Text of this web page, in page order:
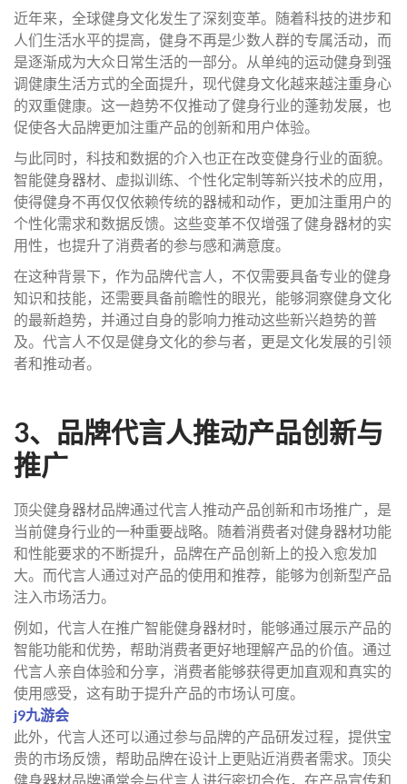
近年来，全球健身文化发生了深刻变革。随着科技的进步和
人们生活水平的提高，健身不再是少数人群的专属活动，而
是逐渐成为大众日常生活的一部分。从单纯的运动健身到强
调健康生活方式的全面提升，现代健身文化越来越注重身心
的双重健康。这一趋势不仅推动了健身行业的蓬勃发展，也
促使各大品牌更加注重产品的创新和用户体验。
与此同时，科技和数据的介入也正在改变健身行业的面貌。
智能健身器材、虚拟训练、个性化定制等新兴技术的应用，
使得健身不再仅仅依赖传统的器械和动作，更加注重用户的
个性化需求和数据反馈。这些变革不仅增强了健身器材的实
用性，也提升了消费者的参与感和满意度。
在这种背景下，作为品牌代言人，不仅需要具备专业的健身
知识和技能，还需要具备前瞻性的眼光，能够洞察健身文化
的最新趋势，并通过自身的影响力推动这些新兴趋势的普
及。代言人不仅是健身文化的参与者，更是文化发展的引领
者和推动者。
3、品牌代言人推动产品创新与
推广
顶尖健身器材品牌通过代言人推动产品创新和市场推广，是
当前健身行业的一种重要战略。随着消费者对健身器材功能
和性能要求的不断提升，品牌在产品创新上的投入愈发加
大。而代言人通过对产品的使用和推荐，能够为创新型产品
注入市场活力。
例如，代言人在推广智能健身器材时，能够通过展示产品的
智能功能和优势，帮助消费者更好地理解产品的价值。通过
代言人亲自体验和分享，消费者能够获得更加直观和真实的
使用感受，这有助于提升产品的市场认可度。
j9九游会
此外，代言人还可以通过参与品牌的产品研发过程，提供宝
贵的市场反馈，帮助品牌在设计上更贴近消费者需求。顶尖
健身器材品牌通常会与代言人进行密切合作，在产品宣传和